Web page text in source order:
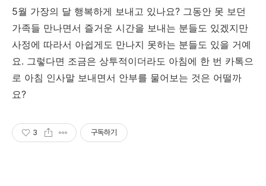
5월 가장의 달 행복하게 보내고 있나요? 그동안 못 보던
가족들 만나면서 즐거운 시간을 보내는 분들도 있겠지만
사정에 따라서 아쉽게도 만나지 못하는 분들도 있을 거예
요. 그렇다면 조금은 상투적이더라도 아침에 한 번 카톡으
로 아침 인사말 보내면서 안부를 물어보는 것은 어떨까
요?
3 구독하기